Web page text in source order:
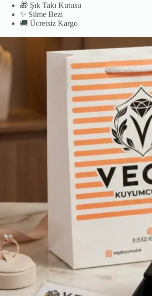
🎁 Şık Takı Kutusu
✨ Silme Bezi
🚚 Ücretsiz Kargo